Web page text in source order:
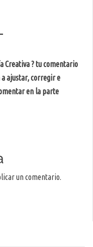
Creativa ? tu comentario
ajustar, corregir e
en la parte
un comentario.